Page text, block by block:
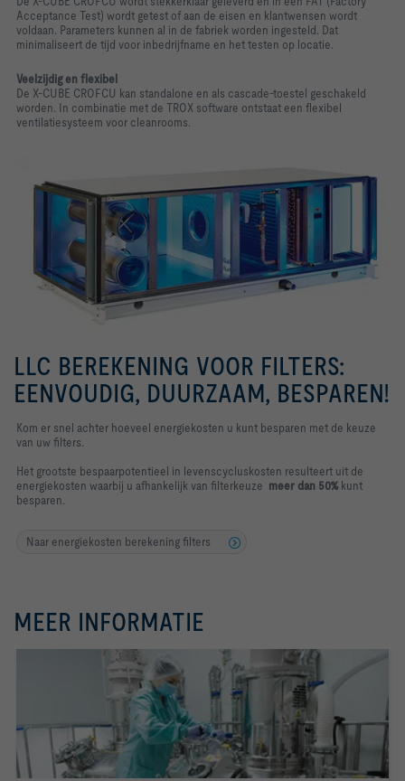
Acceptance Test) wordt getest of aan de eisen en klantwensen wordt
voldaan. Parameters kunnen al in de fabriek worden ingesteld. Dat
minimaliseert de tijd voor inbedrijfname en het testen op locatie.
Veelzijdig en flexibel
De X-CUBE CROFCU kan standalone en als cascade-toestel geschakeld
worden. In combinatie met de TROX software ontstaat een flexibel
ventilatiesysteem voor cleanrooms.
LLC BEREKENING VOOR FILTERS:
EENVOUDIG, DUURZAAM, BESPAREN!
Kom er snel achter hoeveel energiekosten u kunt besparen met de keuze
van uw filters.
Het grootste bespaarpotentieel in levenscycluskosten resulteert uit de
energiekosten waarbij u afhankelijk van filterkeuze meer dan 50% kunt
besparen.
Naar energiekosten berekening filters
MEER INFORMATIE